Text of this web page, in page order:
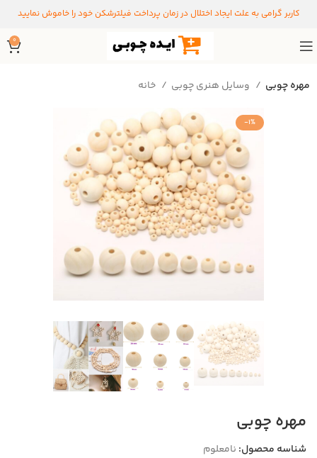
کاربر گرامی به علت ایجاد اختلال در زمان پرداخت فیلترشکن خود را خاموش نمایید
0
خانه مهره چوبی
-1%
مهره چوبی
شناسه محصول: نامعلوم